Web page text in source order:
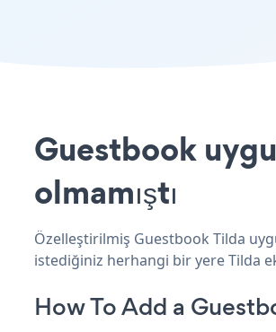
Guestbook
olmamıştı
Özelleştirilmiş Guestbook Tilda
istediğiniz herhangi bir yere Tilda
How To Add a